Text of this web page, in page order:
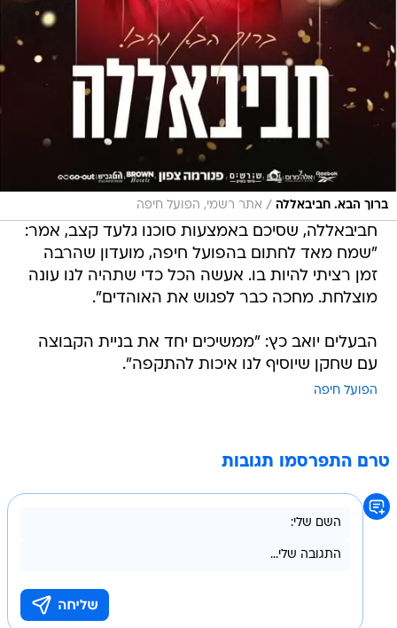
ברוך הבא. חביבאללה / אתר רשמי, הפועל חיפה
חביבאללה, שסיכם באמצעות סוכנו גלעד קצב, אמר:
"שמח מאד לחתום בהפועל חיפה, מועדון שהרבה
זמן רציתי להיות בו. אעשה הכל כדי שתהיה לנו עונה
מוצלחת. מחכה כבר לפגוש את האוהדים".
הבעלים יואב כץ: "ממשיכים יחד את בניית הקבוצה
עם שחקן שיוסיף לנו איכות להתקפה".
הפועל חיפה
טרם התפרסמו תגובות